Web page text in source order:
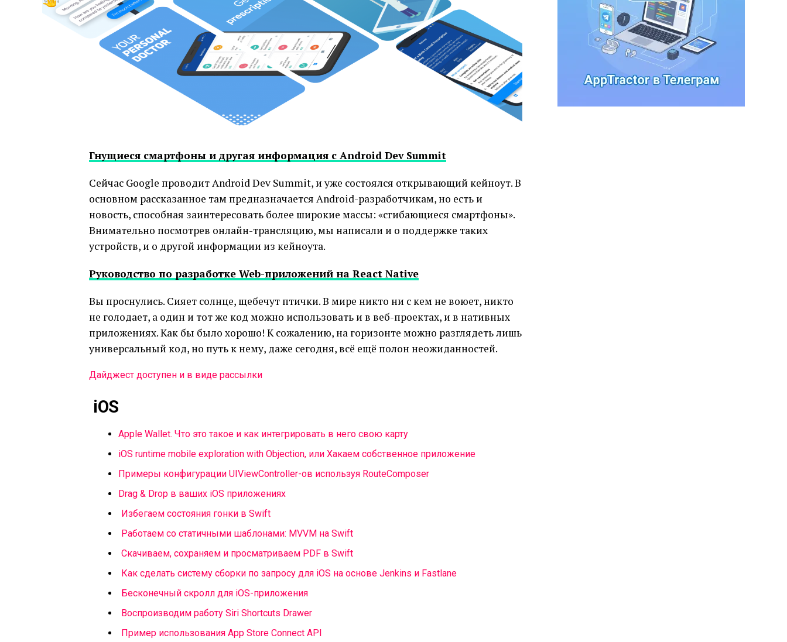
Гнущиеся смартфоны и другая информация с Android Dev Summit
Сейчас Google проводит Android Dev Summit, и уже состоялся открывающий кейноут. В
основном рассказанное там предназначается Android-разработчикам, но есть и
новость, способная заинтересовать более широкие массы: «сгибающиеся смартфоны».
Внимательно посмотрев онлайн-трансляцию, мы написали и о поддержке таких
устройств, и о другой информации из кейноута.
Руководство по разработке Web-приложений на React Native
Вы проснулись. Сияет солнце, щебечут птички. В мире никто ни с кем не воюет, никто
не голодает, а один и тот же код можно использовать и в веб-проектах, и в нативных
приложениях. Как бы было хорошо! К сожалению, на горизонте можно разглядеть лишь
универсальный код, но путь к нему, даже сегодня, всё ещё полон неожиданностей.
Дайджест доступен и в виде рассылки
iOS
Apple Wallet. Что это такое и как интегрировать в него свою карту
iOS runtime mobile exploration with Objection, или Хакаем собственное приложение
Примеры конфигурации UIViewController-ов используя RouteComposer
Drag & Drop в ваших iOS приложениях
Избегаем состояния гонки в Swift
Работаем со статичными шаблонами: MVVM на Swift
Скачиваем, сохраняем и просматриваем PDF в Swift
Как сделать систему сборки по запросу для iOS на основе Jenkins и Fastlane
Бесконечный скролл для iOS-приложения
Воспроизводим работу Siri Shortcuts Drawer
Пример использования App Store Connect API